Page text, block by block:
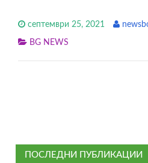
септември 25, 2021
BG NEWS
ПОСЛЕДНИ ПУБЛИКАЦИИ